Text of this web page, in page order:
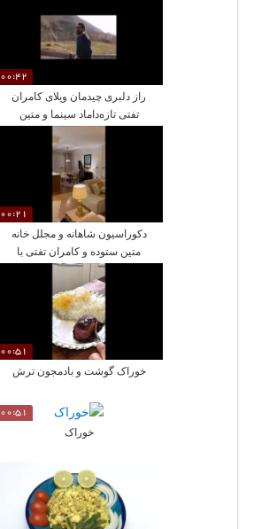
دخترش جستجو می‌کند
00:42
راز دلبری چیدمان ویلای کامران
تفتی تازه‌داماد سینما و متین
ستوده؛ آشپزخانه‌ای مملو از
ظروف آنتیک و مبلمانی که حس
آرامش و شکوه را توأمان دارد
00:21
دکوراسیون شاهانه و مجلل خانه
متین ستوده و کامران تفتی با
جزئیاتی چون پیانو و مبلمان
مدرن
00:51
خوراک گوشت و بادمجون ترش
00:51
خوراک